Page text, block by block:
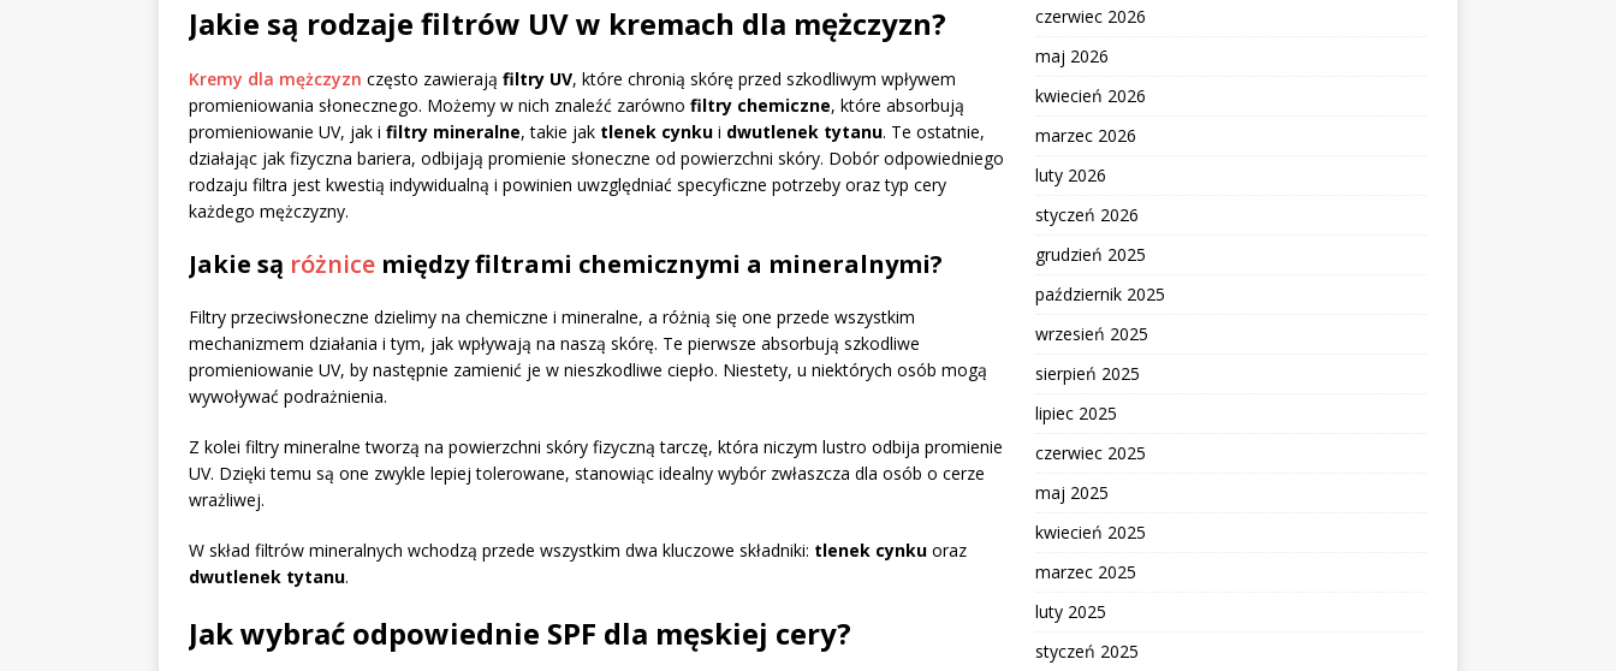
Jakie są rodzaje filtrów UV w kremach dla mężczyzn?
Kremy dla mężczyzn często zawierają filtry UV, które chronią skórę przed szkodliwym wpływem
promieniowania słonecznego. Możemy w nich znaleźć zarówno filtry chemiczne, które absorbują
promieniowanie UV, jak i filtry mineralne, takie jak tlenek cynku i dwutlenek tytanu. Te ostatnie,
działając jak fizyczna bariera, odbijają promienie słoneczne od powierzchni skóry. Dobór odpowiedniego
rodzaju filtra jest kwestią indywidualną i powinien uwzględniać specyficzne potrzeby oraz typ cery
każdego mężczyzny.
Jakie są różnice między filtrami chemicznymi a mineralnymi?
Filtry przeciwsłoneczne dzielimy na chemiczne i mineralne, a różnią się one przede wszystkim
mechanizmem działania i tym, jak wpływają na naszą skórę. Te pierwsze absorbują szkodliwe
promieniowanie UV, by następnie zamienić je w nieszkodliwe ciepło. Niestety, u niektórych osób mogą
wywoływać podrażnienia.
Z kolei filtry mineralne tworzą na powierzchni skóry fizyczną tarczę, która niczym lustro odbija promienie
UV. Dzięki temu są one zwykle lepiej tolerowane, stanowiąc idealny wybór zwłaszcza dla osób o cerze
wrażliwej.
W skład filtrów mineralnych wchodzą przede wszystkim dwa kluczowe składniki: tlenek cynku oraz
dwutlenek tytanu.
Jak wybrać odpowiednie SPF dla męskiej cery?
czerwiec 2026
maj 2026
kwiecień 2026
marzec 2026
luty 2026
styczeń 2026
grudzień 2025
październik 2025
wrzesień 2025
sierpień 2025
lipiec 2025
czerwiec 2025
maj 2025
kwiecień 2025
marzec 2025
luty 2025
styczeń 2025